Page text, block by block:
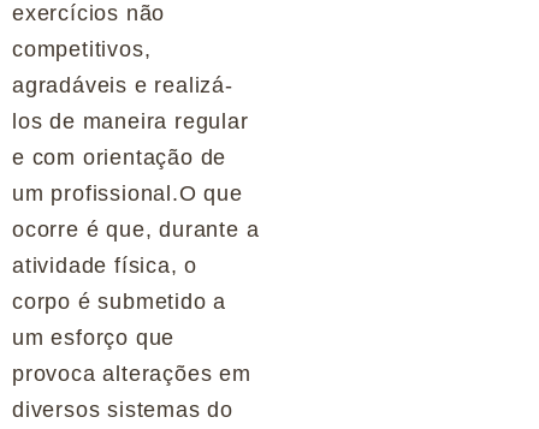
exercícios não
competitivos,
agradáveis e realizá-
los de maneira regular
e com orientação de
um profissional.O que
ocorre é que, durante a
atividade física, o
corpo é submetido a
um esforço que
provoca alterações em
diversos sistemas do